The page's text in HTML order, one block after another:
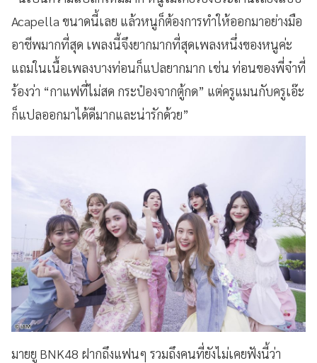
Acapella ขนาดนี้เลย แล้วหนูก็ต้องการทำให้ออกมาอย่างมือ
อาชีพมากที่สุด เพลงนี้จึงยากมากที่สุดเพลงหนึ่งของหนูค่ะ
แถมในเนื้อเพลงบางท่อนก็แปลยากมาก เช่น ท่อนของพี่จ๋าที่
ร้องว่า “กาแฟที่ไม่สด กระป๋องจากตู้กด” แต่ครูแมนกับครูเอ๊ะ
ก็แปลออกมาได้ดีมากและน่ารักด้วย”
มายยู BNK48 ฝากถึงแฟนๆ รวมถึงคนที่ยังไม่เคยฟังนี้ว่า